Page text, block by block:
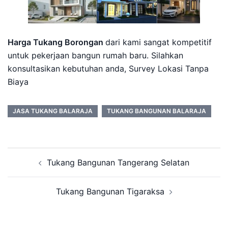
Harga Tukang Borongan dari kami sangat kompetitif
untuk pekerjaan bangun rumah baru. Silahkan
konsultasikan kebutuhan anda, Survey Lokasi Tanpa
Biaya
JASA TUKANG BALARAJA TUKANG BANGUNAN BALARAJA
navigationTukang Bangunan Tangerang Selatan
Tukang Bangunan Tigaraksa